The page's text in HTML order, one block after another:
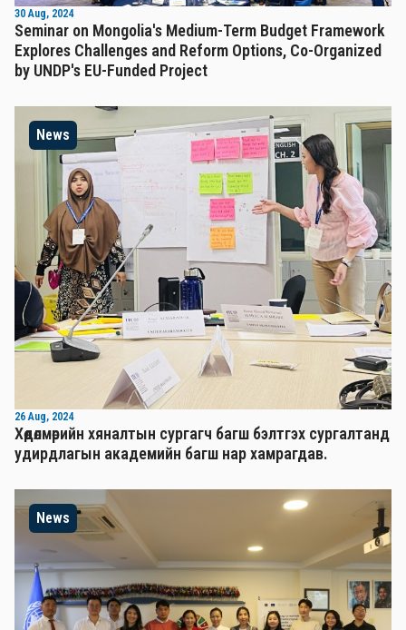
30 Aug, 2024
Seminar on Mongolia's Medium-Term Budget Framework
Explores Challenges and Reform Options, Co-Organized
by UNDP's EU-Funded Project
News
26 Aug, 2024
Хөдөлмөрийн хяналтын сургагч багш бэлтгэх сургалтанд
удирдлагын академийн багш нар хамрагдав.
News